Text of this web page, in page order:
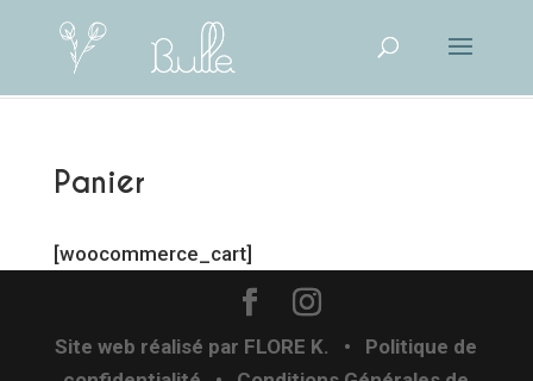
Panier
[woocommerce_cart]
Site web réalisé par FLORE K. • Politique de